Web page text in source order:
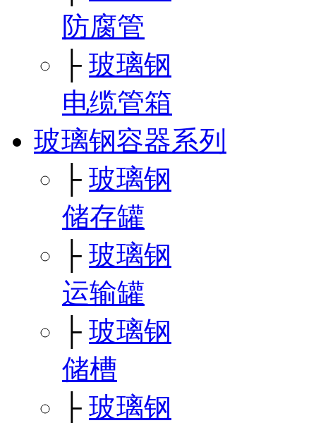
防腐管
├ 玻璃钢
电缆管箱
玻璃钢容器系列
├ 玻璃钢
储存罐
├ 玻璃钢
运输罐
├ 玻璃钢
储槽
├ 玻璃钢